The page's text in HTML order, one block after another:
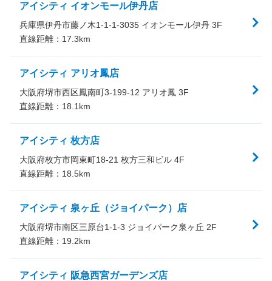
アイシティ イオンモール伊丹店
兵庫県伊丹市藤ノ木1-1-1-3035 イオンモール伊丹 3F
直線距離： 17.3km
アイシティ アリオ鳳店
大阪府堺市西区鳳南町3-199-12 アリオ鳳 3F
直線距離： 18.1 km
アイシティ 枚方店
大阪府枚方市岡東町18-21 枚方三和ビル 4F
直線距離： 18.5km
アイシティ 泉ヶ丘（ジョイパーク）店
大阪府堺市南区三原台1-1-3 ジョイパーク泉ヶ丘 2F
直線距離： 19.2km
アイシティ 阪急西宮ガーデンズ店